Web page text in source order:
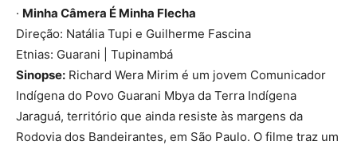
· Minha Câmera É Minha Flecha
Direção: Natália Tupi e Guilherme Fascina
Etnias: Guarani | Tupinambá
Sinopse: Richard Wera Mirim é um jovem Comunicador
Indígena do Povo Guarani Mbya da Terra Indígena
Jaraguá, território que ainda resiste às margens da
Rodovia dos Bandeirantes, em São Paulo. O filme traz um